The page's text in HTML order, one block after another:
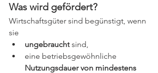
Was wird gefördert?
Wirtschaftsgüter sind begünstigt, wenn
sie
ungebraucht sind,
eine betriebsgewöhnliche
Nutzungsdauer von mindestens